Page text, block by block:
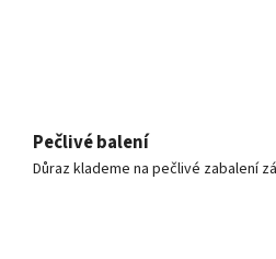
Pečlivé balení
Důraz klademe na pečlivé zabalení